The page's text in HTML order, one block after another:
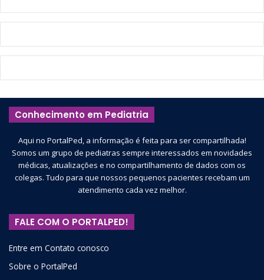
Conhecimento em Pediatria
Aqui no PortalPed, a informação é feita para ser compartilhada!
Somos um grupo de pediatras sempre interessados em novidades
médicas, atualizações e no compartilhamento de dados com os
colegas. Tudo para que nossos pequenos pacientes recebam um
atendimento cada vez melhor.
FALE COM O PORTALPED!
Entre em Contato conosco
Sobre o PortalPed